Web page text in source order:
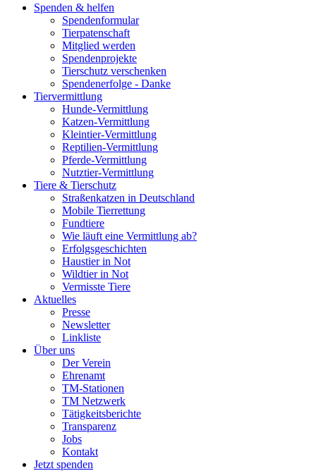
Spenden & helfen
Spendenformular
Tierpatenschaft
Mitglied werden
Spendenprojekte
Tierschutz verschenken
Spendenerfolge - Danke
Tiervermittlung
Hunde-Vermittlung
Katzen-Vermittlung
Kleintier-Vermittlung
Reptilien-Vermittlung
Pferde-Vermittlung
Nutztier-Vermittlung
Tiere & Tierschutz
Straßenkatzen in Deutschland
Mobile Tierrettung
Fundtiere
Wie läuft eine Vermittlung ab?
Erfolgsgeschichten
Haustier in Not
Wildtier in Not
Vermisste Tiere
Aktuelles
Presse
Newsletter
Linkliste
Über uns
Der Verein
Ehrenamt
TM-Stationen
TM Netzwerk
Tätigkeitsberichte
Transparenz
Jobs
Kontakt
Jetzt spenden